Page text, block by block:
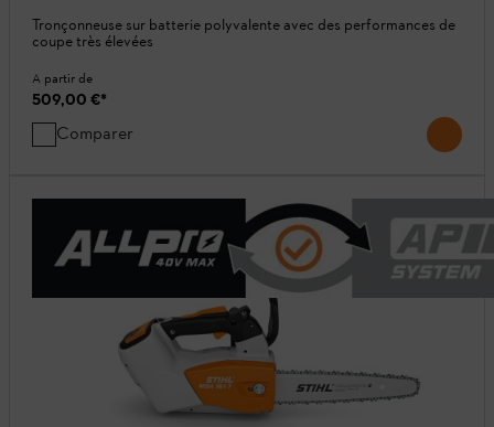
Tronçonneuse sur batterie polyvalente avec des performances de
coupe très élevées
A partir de
509,00 €*
Comparer